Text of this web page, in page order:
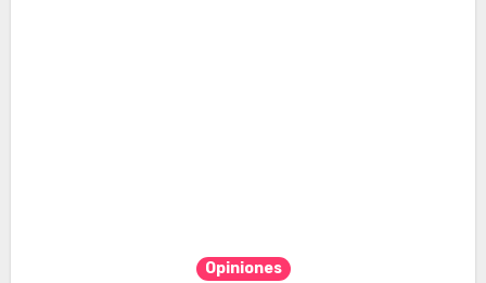
Opiniones